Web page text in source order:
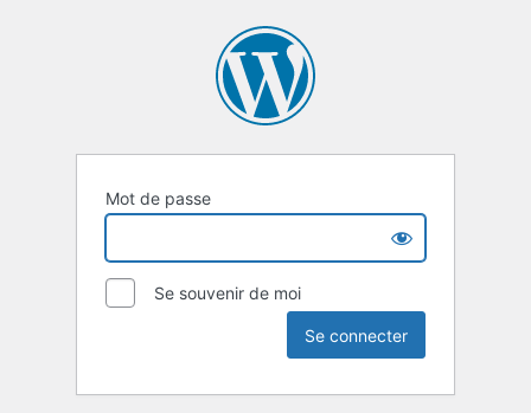
Mot de passe
Se souvenir de moi